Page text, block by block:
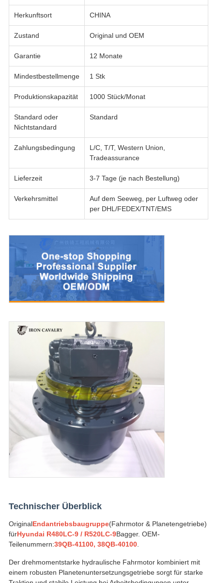
Herkunftsort CHINA
Zustand Original und OEM
Garantie 12 Monate
Mindestbestellmenge 1 Stk
Produktionskapazität 1000 Stück/Monat
Standard oder
Nichtstandard
Standard
Zahlungsbedingung
L/C, T/T, Western Union,
Tradeassurance
Lieferzeit 3-7 Tage (je nach Bestellung)
Verkehrsmittel
Auf dem Seeweg, per Luftweg oder
per DHL/FEDEX/TNT/EMS
Technischer Überblick
OriginalEndantriebsbaugruppe(Fahrmotor & Planetengetriebe)
fürHyundai R480LC-9 / R520LC-9Bagger. OEM-
Teilenummern:39QB-41100, 38QB-40100.
Der drehmomentstarke hydraulische Fahrmotor kombiniert mit
einem robusten Planetenuntersetzungsgetriebe sorgt für starke